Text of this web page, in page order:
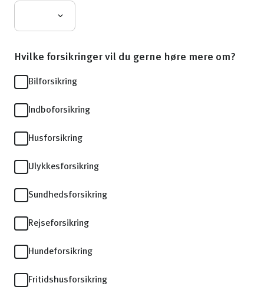
Hvilke forsikringer vil du gerne høre mere om?
Bilforsikring
Indboforsikring
Husforsikring
Ulykkesforsikring
Sundhedsforsikring
Rejseforsikring
Hundeforsikring
Fritidshusforsikring